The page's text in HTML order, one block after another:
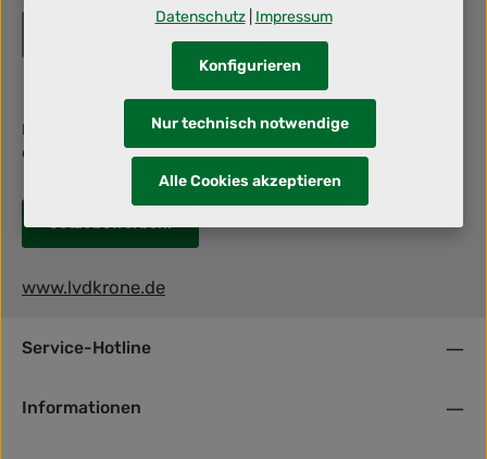
Berufliche Herausforderung gesucht? Dann schraub' mit uns an
deiner Zukunft!
Jetzt bewerben!
www.lvdkrone.de
Service-Hotline
Informationen
Datenschutz| Impressum
Nur technisch notwendige
Konfigurieren
Alle Cookies akzeptieren